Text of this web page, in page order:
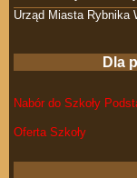
Urząd Miasta Rybnika
Dla
Nabór do Szkoły
Oferta Szkoły